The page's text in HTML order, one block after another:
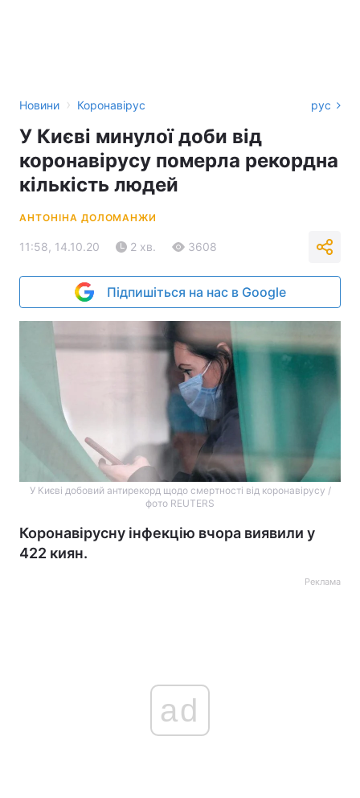
Новини › Коронавірус рус
У Києві минулої доби від
коронавірусу померла рекордна
кількість людей
АНТОНІНА ДОЛОМАНЖИ
11:58, 14.10.20 2 хв. 3608
Підпишіться на нас в Google
У Києві добовий антирекорд щодо смертності від коронавірусу /
фото REUTERS
Коронавірусну інфекцію вчора виявили у
422 киян.
Реклама
ad